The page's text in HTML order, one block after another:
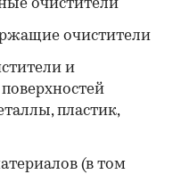
очистители
очистители
и
пластик,
(в том